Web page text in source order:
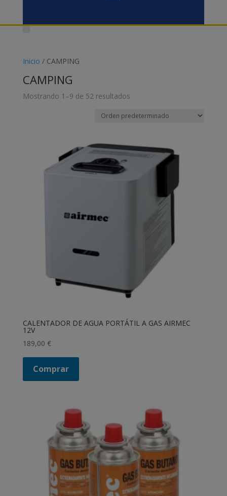
Inicio / CAMPING
CAMPING
Mostrando 1–9 de 52 resultados
CALENTADOR DE AGUA PORTÁTIL A GAS AIRMEC
12V
189,00 €
Comprar